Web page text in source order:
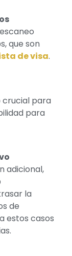
que son
de visa.
crucial para
para
adicional,
la
de
estos casos